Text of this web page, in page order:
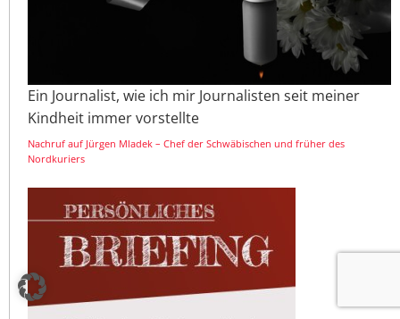
Ein Journalist, wie ich mir Journalisten seit meiner
Kindheit immer vorstellte
Nachruf auf Jürgen Mladek – Chef der Schwäbischen und früher des
Nordkuriers